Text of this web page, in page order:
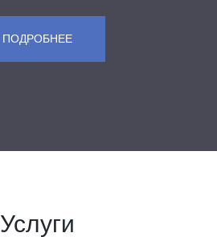
ПОДРОБНЕЕ
Услуги